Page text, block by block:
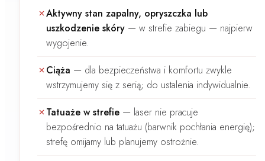
Aktywny stan zapalny, opryszczka lub
uszkodzenie skóry — w strefie zabiegu — najpierw
wygojenie.
Ciąża — dla bezpieczeństwa i komfortu zwykle
wstrzymujemy się z serią; do ustalenia indywidualnie.
Tatuaże w strefie — laser nie pracuje
bezpośrednio na tatuażu (barwnik pochłania energię);
strefę omijamy lub planujemy ostrożnie.